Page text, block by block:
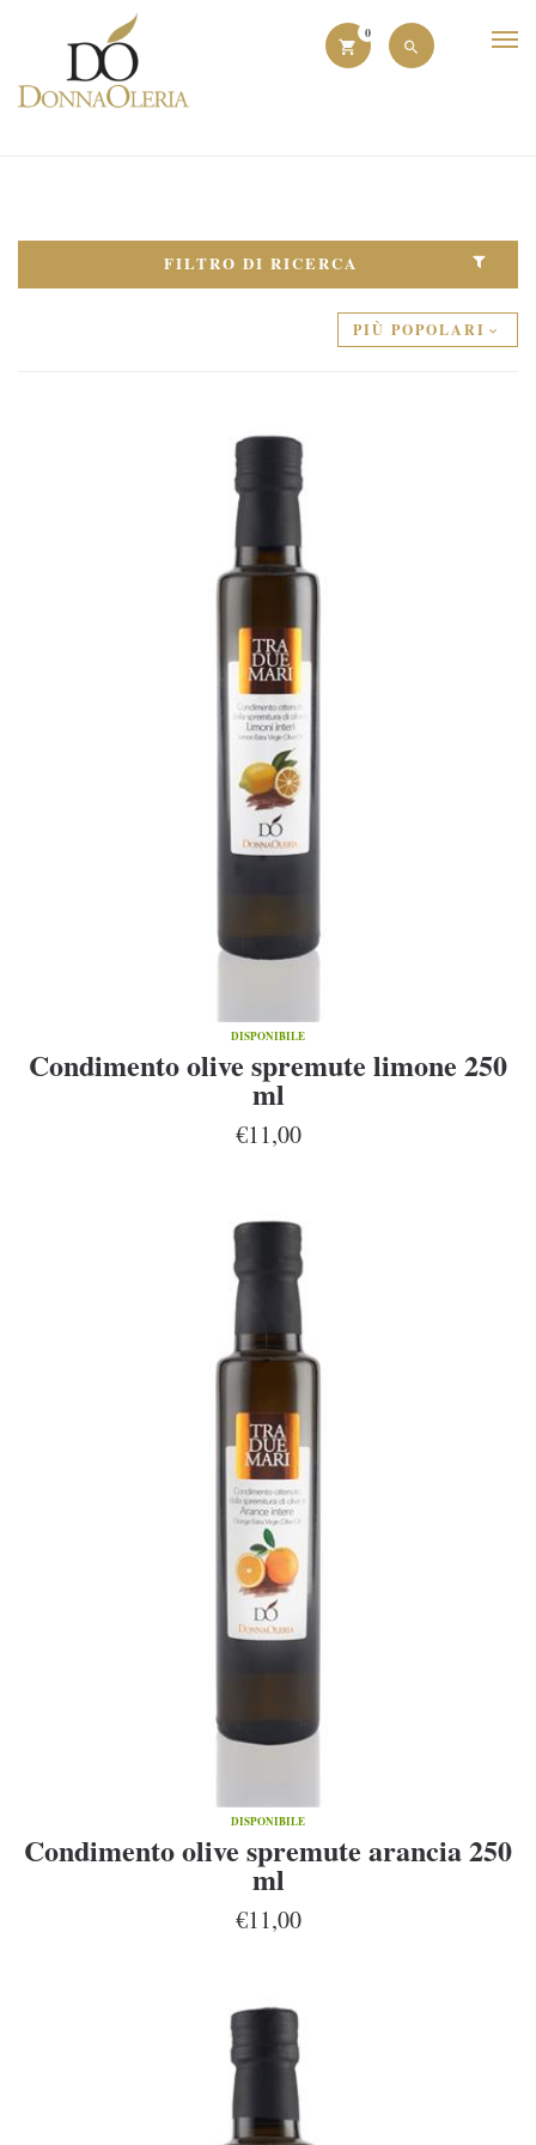
0
FILTRO DI RICERCA
PIÙ POPOLARI
DISPONIBILE
Condimento olive spremute limone 250
ml
€11,00
DISPONIBILE
Condimento olive spremute arancia 250
ml
€11,00